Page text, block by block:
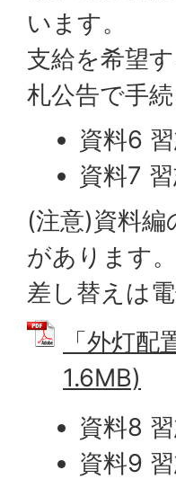
います。
支給を希望
札公告で手
資料6
資料7
(注意)資料
があります。
差し替えは
「外灯
1.6MB)
資料8
資料9